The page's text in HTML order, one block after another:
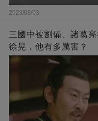
2023/08/03
三國中被劉備、諸葛
徐晃，他有多厲害？